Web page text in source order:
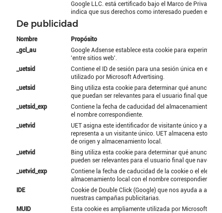
Google LLC. está certificado bajo el Marco de
indica que sus derechos como interesado pueden estar
De publicidad
Nombre
Propósito
_gcl_au
Google Adsense establece esta cookie para
'entre sitios web'.
_uetsid
Contiene el ID de sesión para una sesión única en el
utilizado por Microsoft Advertising.
_uetsid
Bing utiliza esta cookie para determinar qué anuncios
que puedan ser relevantes para el usuario final que
_uetsid_exp
Contiene la fecha de caducidad del almacenamiento
el nombre correspondiente.
_uetvid
UET asigna este identificador de visitante único y
representa a un visitante único. UET almacena estos
de origen y almacenamiento local.
_uetvid
Bing utiliza esta cookie para determinar qué anuncios
pueden ser relevantes para el usuario final que navega
_uetvid_exp
Contiene la fecha de caducidad de la cookie o el
almacenamiento local con el nombre correspondiente.
IDE
Cookie de Double Click (Google) que nos ayuda a
nuestras campañas publicitarias.
MUID
Esta cookie es ampliamente utilizada por Microsoft